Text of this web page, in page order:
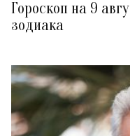
Гороскоп на 9
зодиака